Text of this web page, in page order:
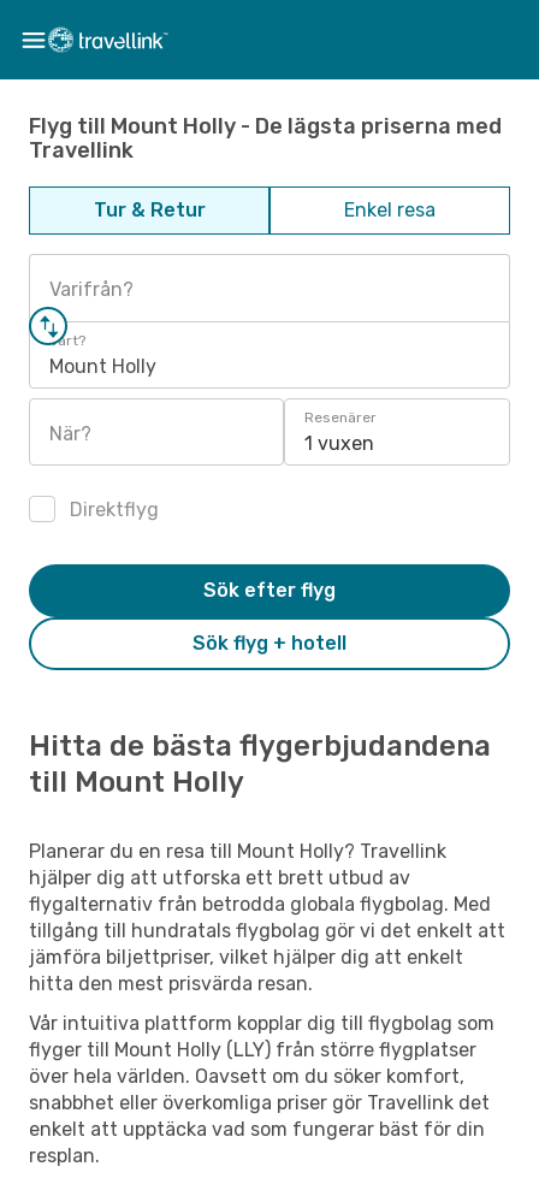
Flyg till Mount Holly - De lägsta priserna med
Travellink
Tur & Retur Enkel resa
Varifrån?
Vart?
Mount Holly
När?
Resenärer
1 vuxen
Direktflyg
Sök flyg + hotell
Sök efter flyg
Hitta de bästa flygerbjudandena
till Mount Holly
Planerar du en resa till Mount Holly? Travellink
hjälper dig att utforska ett brett utbud av
flygalternativ från betrodda globala flygbolag. Med
tillgång till hundratals flygbolag gör vi det enkelt att
jämföra biljettpriser, vilket hjälper dig att enkelt
hitta den mest prisvärda resan.
Vår intuitiva plattform kopplar dig till flygbolag som
flyger till Mount Holly (LLY) från större flygplatser
över hela världen. Oavsett om du söker komfort,
snabbhet eller överkomliga priser gör Travellink det
enkelt att upptäcka vad som fungerar bäst för din
resplan.